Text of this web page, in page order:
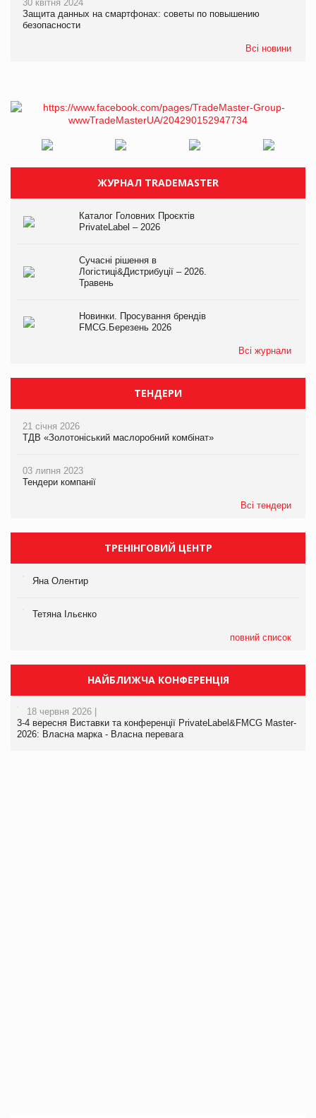
30 квітня 2024
Защита данных на смартфонах: советы по повышению
безопасности
Всі новини
ЖУРНАЛ TRADEMASTER
Каталог Головних Проєктів
PrivateLabel – 2026
Сучасні рішення в
Логістиці&Дистрибуції – 2026.
Травень
Новинки. Просування брендів
FMCG.Березень 2026
Всі журнали
ТЕНДЕРИ
21 січня 2026
ТДВ «Золотоніський маслоробний комбінат»
03 липня 2023
Тендери компанії
Всі тендери
ТРЕНІНГОВИЙ ЦЕНТР
Яна Олентир
Тетяна Ільєнко
повний список
НАЙБЛИЖЧА КОНФЕРЕНЦІЯ
18 червня 2026 |
3-4 вересня Виставки та конференції PrivateLabel&FMCG Master-
2026: Власна марка - Власна перевага